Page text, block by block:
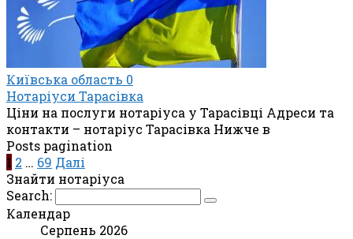
Київська область 0
Нотаріуси Тарасівка
Ціни на послуги нотаріуса у Тарасівці Адреси та
контакти – нотаріус Тарасівка Нижче в
Posts pagination
1 2 … 69 Далі
Знайти нотаріуса
Search:
Календар
Серпень 2026